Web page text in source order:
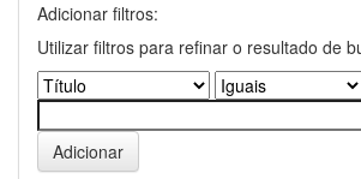
Adicionar filtros:
Utilizar filtros para refinar o resultado de